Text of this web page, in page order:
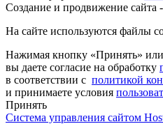
Создание и продвижение сайта -
На сайте используются файлы
Нажимая кнопку «Принять»
вы даете согласие на обработку
в соответствии с политикой
и принимаете условия
Принять
Система управления сайтом